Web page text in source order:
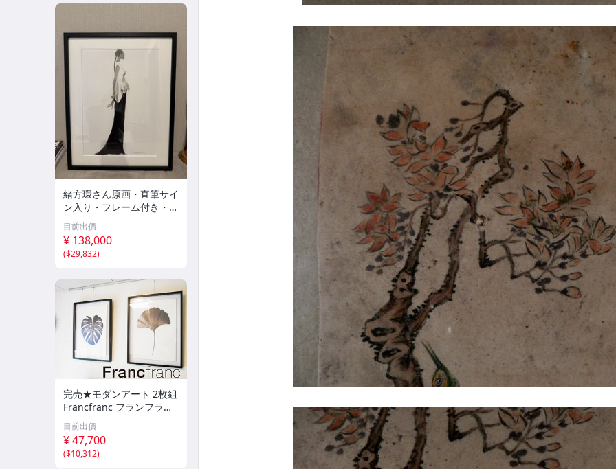
緒方環さん原画・直筆サイ
ン入り・フレーム付き・真
作。墨画。
目前出價
¥ 138,000
($29,832)
完売★モダンアート 2枚組
Francfranc フランフラン
モノクロームサマー アー
トプリント サイズ 63×84
モンステラ イチョウ プリ
ント
目前出價
¥ 47,700
($10,312)